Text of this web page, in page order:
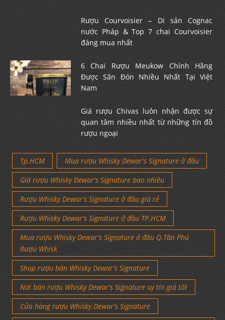
Rượu Courvoisier – Di sản Cognac
nước Pháp & Top 7 chai Courvoisier
đáng mua nhất
6 Chai Rượu Meukow Chính Hãng
Được Săn Đón Nhiều Nhất Tại Việt
Nam
Giá rượu Chivas luôn nhận được sự
quan tâm nhiều nhất từ những tín đồ
rượu ngoại
Tp.HCM
Mua rượu Whisky Dewar's Signature ở đâu
Giá rượu Whisky Dewar's Signature bao nhiêu
Rượu Whisky Dewar's Signature ở đâu giá rẻ
Rượu Whisky Dewar's Signature ở đâu TP.HCM
Mua rượu Whisky Dewar's Signature ở đâu Q.Tân Phú
Rượu Whisk
Shop rượu bán Whisky Dewar's Signature
Nơi bán rượu Whisky Dewar's Signature uy tín giá tốt
Cửa hàng rượu Whisky Dewar's Signature